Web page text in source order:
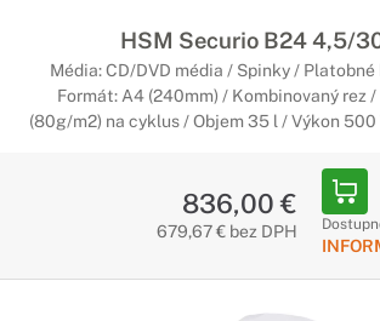
HSM Securio B24 4,5/
Média: CD/DVD média / Spinky /
Formát: A4 (240mm) / Kombinovaný rez
(80g/m2) na cyklus / Objem 35 l / Výkon 500
836,00 €
679,67 € bez DPH